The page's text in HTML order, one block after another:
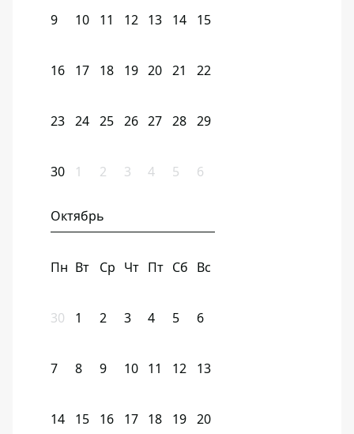
9 10 11 12 13 14 15
16 17 18 19 20 21 22
23 24 25 26 27 28 29
30 1 2 3 4 5 6
Октябрь
Пн Вт Ср Чт Пт Сб Вс
30 1 2 3 4 5 6
7 8 9 10 11 12 13
14 15 16 17 18 19 20